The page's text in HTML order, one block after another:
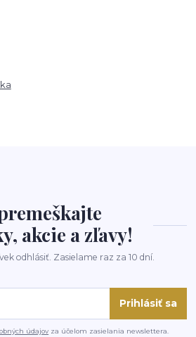
akcie a zľavy!
odhlásiť. Zasielame raz za 10 dní.
Prihlásiť sa
údajov za účelom zasielania newslettera.